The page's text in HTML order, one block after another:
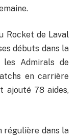
Rocket de Laval
débuts dans la
les Admirals de
en carrière
ajouté 78 aides,
régulière dans la